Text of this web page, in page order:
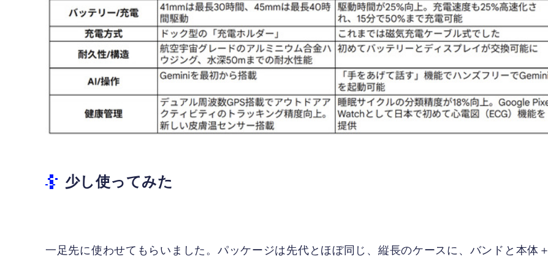
少し使ってみた
一足先に使わせてもらいました。パッケージは先代とほぼ同じ、縦長のケースに、バンドと本体＋